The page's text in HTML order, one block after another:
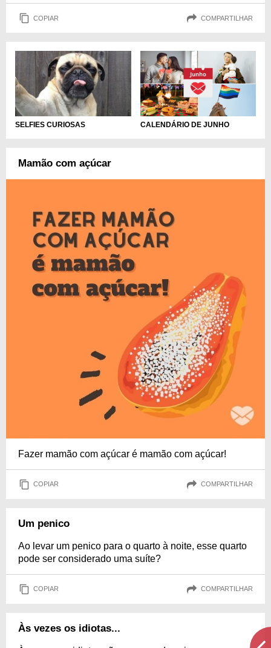
COPIAR COMPARTILHAR
SELFIES CURIOSAS CALENDÁRIO DE JUNHO
Mamão com açúcar
Fazer mamão com açúcar é mamão com açúcar!
COPIAR COMPARTILHAR
Um penico
Ao levar um penico para o quarto à noite, esse quarto
pode ser considerado uma suíte?
COPIAR COMPARTILHAR
Às vezes os idiotas...